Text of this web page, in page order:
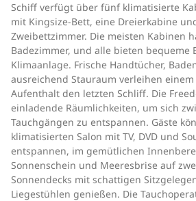
Schiff verfügt über fünf klimatisierte
mit Kingsize-Bett, eine Dreierkabine
Zweibettzimmer. Die meisten Kabinen
Badezimmer, und alle bieten bequeme
Klimaanlage. Frische Handtücher,
ausreichend Stauraum verleihen
Aufenthalt den letzten Schliff. Die
einladende Räumlichkeiten, um sich
Tauchgängen zu entspannen. Gäste
klimatisierten Salon mit TV, DVD und
entspannen, im gemütlichen
Sonnenschein und Meeresbrise auf
Sonnendecks mit schattigen
Liegestühlen genießen. Die